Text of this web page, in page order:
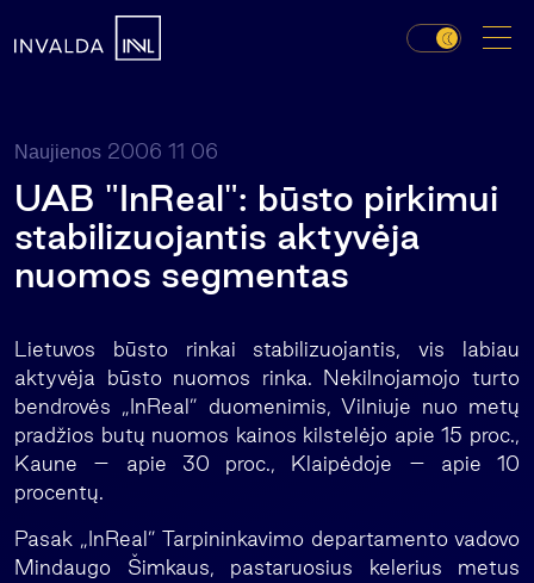
Naujienos 2006 11 06
UAB "InReal": būsto pirkimui
stabilizuojantis aktyvėja
nuomos segmentas
Lietuvos būsto rinkai stabilizuojantis, vis labiau
aktyvėja būsto nuomos rinka. Nekilnojamojo turto
bendrovės „InReal” duomenimis, Vilniuje nuo metų
pradžios butų nuomos kainos kilstelėjo apie 15 proc.,
Kaune – apie 30 proc., Klaipėdoje – apie 10
procentų.
Pasak „InReal” Tarpininkavimo departamento vadovo
Mindaugo Šimkaus, pastaruosius kelerius metus